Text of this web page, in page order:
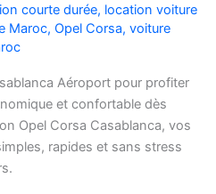
courte durée, location voiture
Maroc, Opel Corsa, voiture
Aéroport pour profiter
et confortable dès
Opel Corsa Casablanca, vos
rapides et sans stress